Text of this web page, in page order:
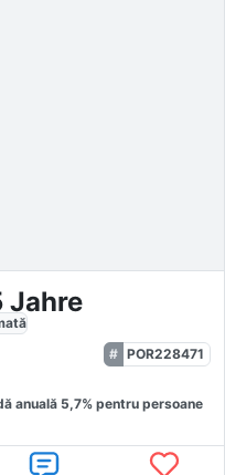
Jahre
POR228471
anuală 5,7% pentru persoane